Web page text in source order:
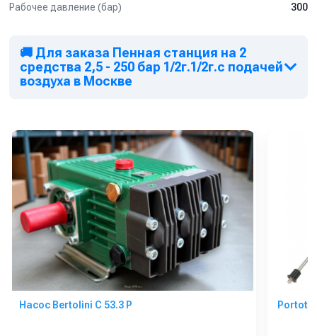
Рабочее давление (бар)
300
🚚 Для заказа Пенная станция на 2
средства 2,5 - 250 бар 1/2г.1/2г.с подачей
воздуха в Москве
Насос Bertolini C 53.3 P